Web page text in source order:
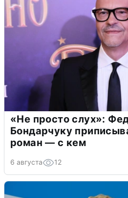
«Не просто слух»:
Бондарчуку
роман — с кем
6 августа 12